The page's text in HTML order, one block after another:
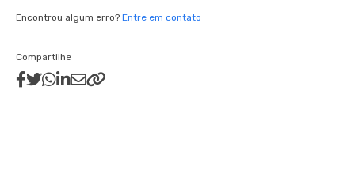
Encontrou algum erro? Entre em contato
Compartilhe